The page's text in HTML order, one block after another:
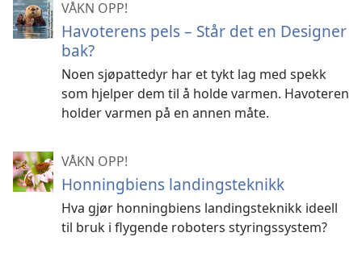
VÅKN OPP!
Havoterens pels – Står det en Designer
bak?
Noen sjøpattedyr har et tykt lag med spekk
som hjelper dem til å holde varmen. Havoteren
holder varmen på en annen måte.
VÅKN OPP!
Honningbiens landingsteknikk
Hva gjør honningbiens landingsteknikk ideell
til bruk i flygende roboters styringssystem?